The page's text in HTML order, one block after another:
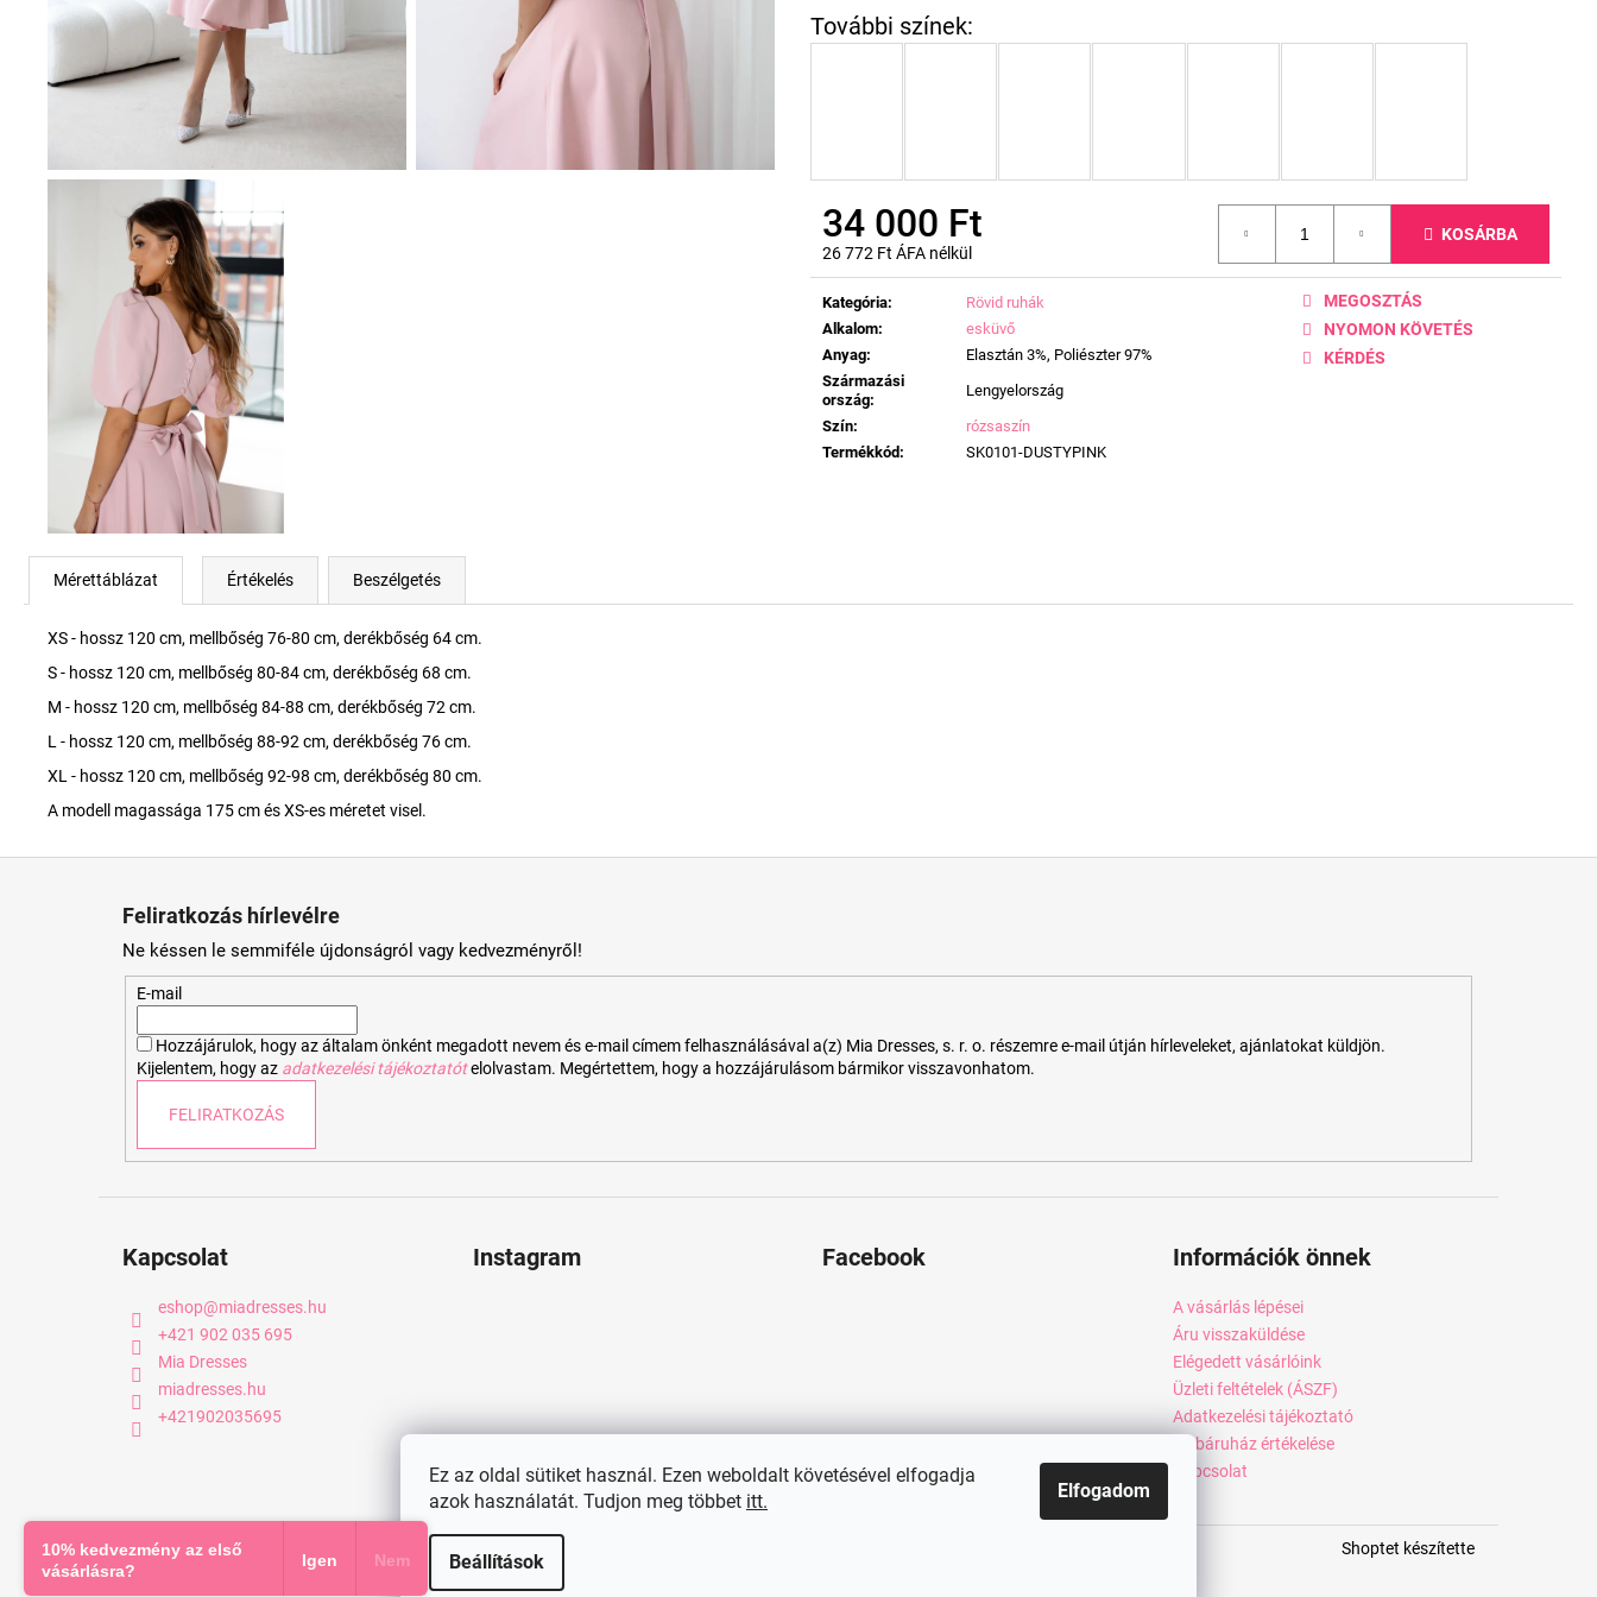
Ez az oldal sütiket használ. Ezen weboldalt követésével elfogadja
azok használatát. Tudjon meg többet itt.
Beállítások
Elfogadom
34 000 Ft
26 772 Ft ÁFA nélkül
Egységár:
KOSÁRBA
Kategória:
Rövid ruhák
Alkalom:
esküvő
Anyag:
Elasztán 3%, Poliészter 97%
Származási
ország:
Lengyelország
Szín:
rózsaszín
Termékkód: SK0101-DUSTYPINK
KÉRDÉS
NYOMON KÖVETÉS
MEGOSZTÁS
Mérettáblázat Értékelés Beszélgetés
XS - hossz 120 cm, mellbőség 76-80 cm, derékbőség 64 cm.
S - hossz 120 cm, mellbőség 80-84 cm, derékbőség 68 cm.
M - hossz 120 cm, mellbőség 84-88 cm, derékbőség 72 cm.
L - hossz 120 cm, mellbőség 88-92 cm, derékbőség 76 cm.
XL - hossz 120 cm, mellbőség 92-98 cm, derékbőség 80 cm.
A modell magassága 175 cm és XS-es méretet visel.
Feliratkozás hírlevélre
Ne késsen le semmiféle újdonságról vagy kedvezményről!
E-mail
Hozzájárulok, hogy az általam önként megadott nevem és e-mail címem felhasználásával a(z) Mia Dresses, s. r. o. részemre e-mail útján hírleveleket, ajánlatokat küldjön.
Kijelentem, hogy az adatkezelési tájékoztatót elolvastam. Megértettem, hogy a hozzájárulásom bármikor visszavonhatom.
FELIRATKOZÁS
Kapcsolat
eshop@miadresses.hu
+421 902 035 695
Mia Dresses
miadresses.hu
+421902035695
Instagram Facebook Információk önnek
A vásárlás lépései
Áru visszaküldése
Elégedett vásárlóink
Üzleti feltételek (ÁSZF)
Adatkezelési tájékoztató
Webáruház értékelése
Kapcsolat
Shoptet készítette
Copyright 2026miadresses.hu
10% kedvezmény az első
vásárlásra?
Igen Nem